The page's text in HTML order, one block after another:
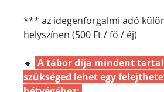
*** az idegenforgalmi adó
helyszínen (500 Ft / fő / éj)
🔹 A tábor díja mindent
szükséged lehet egy